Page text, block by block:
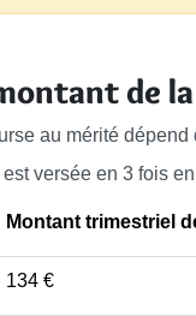
de
au mérité
versée en 3 fois
Montant trimestriel
134 €